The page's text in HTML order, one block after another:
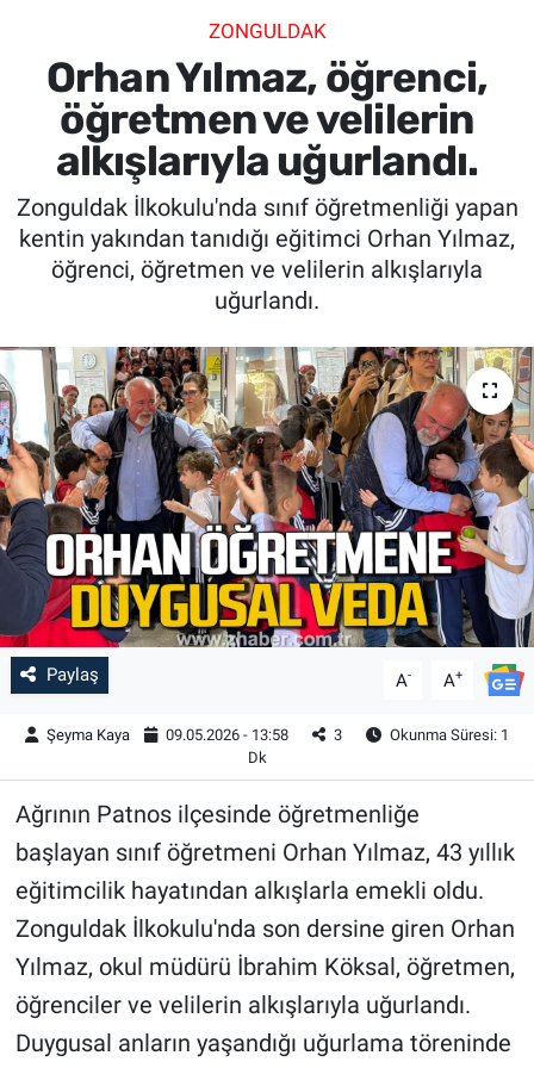
ZONGULDAK
Orhan Yılmaz, öğrenci,
öğretmen ve velilerin
alkışlarıyla uğurlandı.
Zonguldak İlkokulu'nda sınıf öğretmenliği yapan
kentin yakından tanıdığı eğitimci Orhan Yılmaz,
öğrenci, öğretmen ve velilerin alkışlarıyla
uğurlandı.
Paylaş A- A+
Şeyma Kaya 09.05.2026 - 13:58 3
Okunma Süresi: 1
Dk
Ağrının Patnos ilçesinde öğretmenliğe
başlayan sınıf öğretmeni Orhan Yılmaz, 43 yıllık
eğitimcilik hayatından alkışlarla emekli oldu.
Zonguldak İlkokulu'nda son dersine giren Orhan
Yılmaz, okul müdürü İbrahim Köksal, öğretmen,
öğrenciler ve velilerin alkışlarıyla uğurlandı.
Duygusal anların yaşandığı uğurlama töreninde
SPOR
SAĞLIK